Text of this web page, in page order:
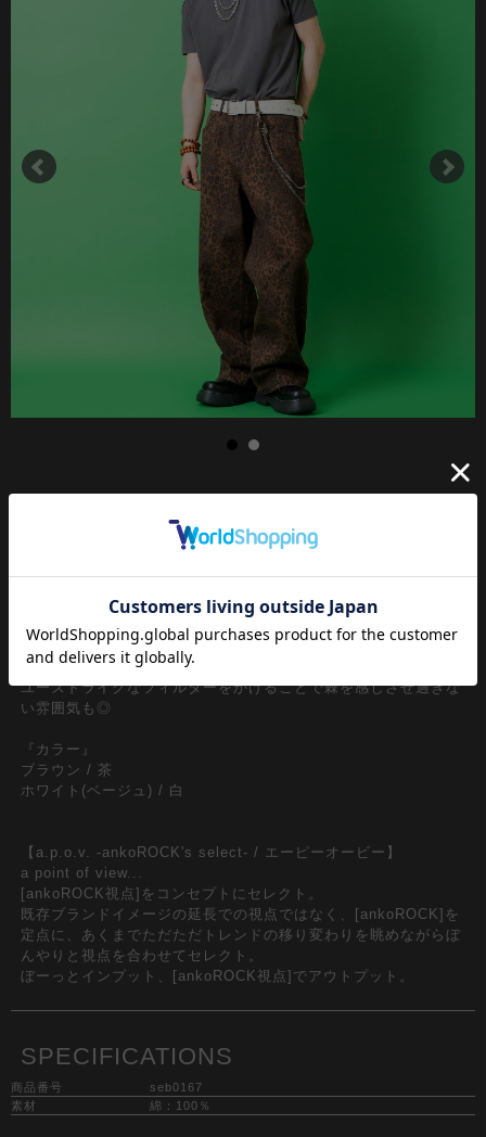
ンパンツ。しっかりとした厚みのある生地感×ボリューミーなワ
イドシルエットに飾り気の無いシンプルギミックの無骨なイメー
ィース問わずユニセックスでおさえておきたい一本。
躍動感溢れるリアルタッチかつレトロな空気感を感じさせるレオ
パード柄のプリントデザインがインパクト。ウォッシュを施して
ユーズドライクなフィルターをかけることで棘を感じさせ過ぎな
い雰囲気も◎
『カラー』
ブラウン / 茶
ホワイト(ベージュ) / 白
【a.p.o.v. -ankoROCK's select- / エーピーオービー】
a point of view...
[ankoROCK視点]をコンセプトにセレクト。
既存ブランドイメージの延長での視点ではなく、[ankoROCK]を
定点に、あくまでただただトレンドの移り変わりを眺めながらぼ
んやりと視点を合わせてセレクト。
ぼーっとインプット、[ankoROCK視点]でアウトプット。
SPECIFICATIONS
商品番号
seb0167
素材
綿：100％